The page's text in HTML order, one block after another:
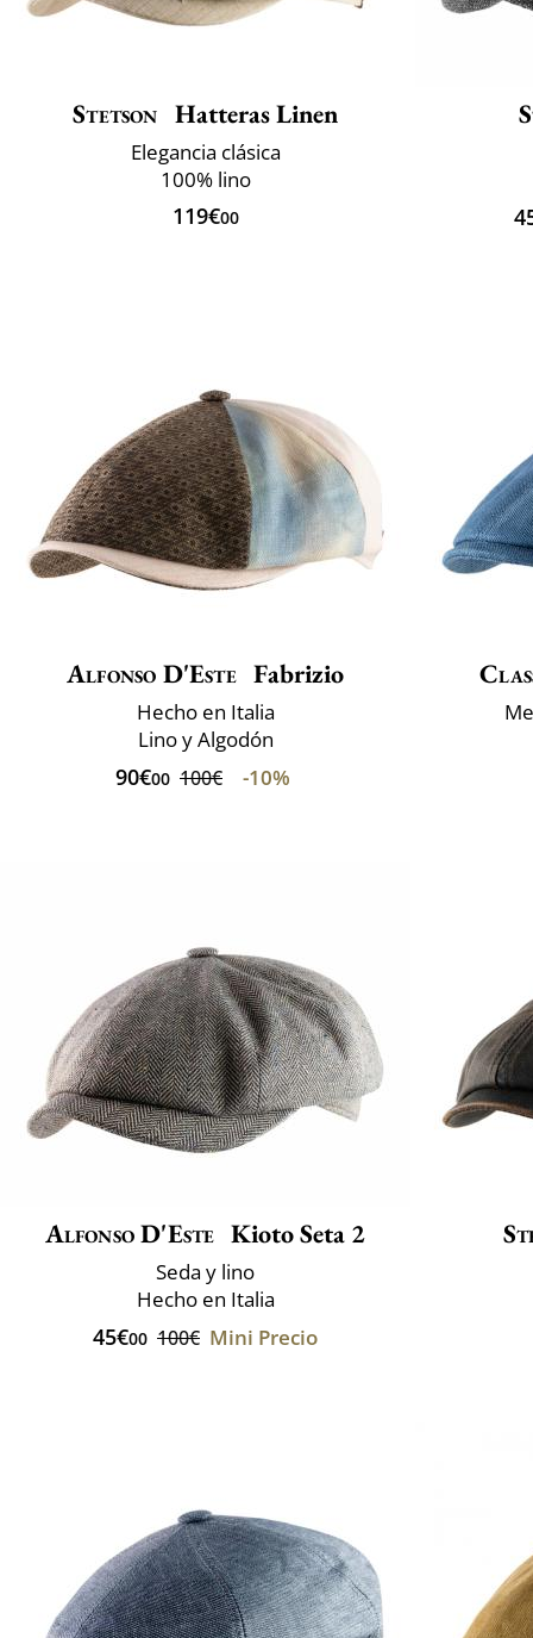
Stetson Hatteras Linen
Elegancia clásica
100% lino
119€00
Alfonso D'Este Fabrizio
Hecho en Italia
Lino y Algodón
90€00 100€ -10%
Alfonso D'Este Kioto Seta 2
Seda y lino
Hecho en Italia
45€00 100€ Mini Precio